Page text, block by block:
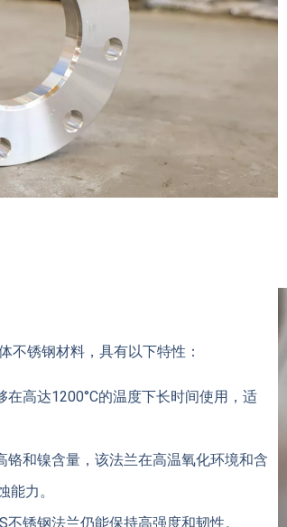
不锈钢材料，具有以下特性：
在高达1200°C的温度下长时间使用，适
铬和镍含量，该法兰在高温氧化环境和含
能力。
锈钢法兰仍能保持高强度和韧性。